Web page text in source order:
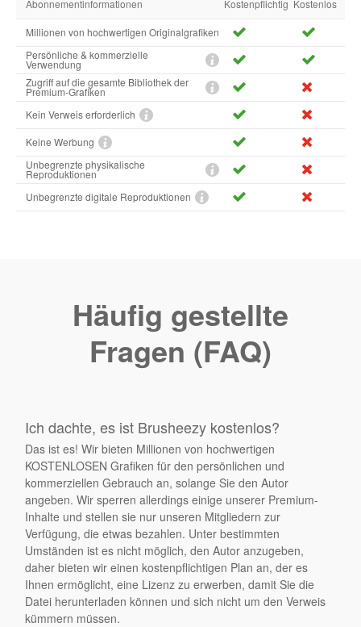
Abonnementinformationen Kostenpflichtig Kostenlos
Millionen von hochwertigen Originalgrafiken
Persönliche & kommerzielle
Verwendung
Zugriff auf die gesamte Bibliothek der
Premium-Grafiken
Kein Verweis erforderlich
Keine Werbung
Unbegrenzte physikalische
Reproduktionen
Unbegrenzte digitale Reproduktionen
Häufig gestellte
Fragen (FAQ)
Ich dachte, es ist Brusheezy kostenlos?
Das ist es! Wir bieten Millionen von hochwertigen
KOSTENLOSEN Grafiken für den persönlichen und
kommerziellen Gebrauch an, solange Sie den Autor
angeben. Wir sperren allerdings einige unserer Premium-
Inhalte und stellen sie nur unseren Mitgliedern zur
Verfügung, die etwas bezahlen. Unter bestimmten
Umständen ist es nicht möglich, den Autor anzugeben,
daher bieten wir einen kostenpflichtigen Plan an, der es
Ihnen ermöglicht, eine Lizenz zu erwerben, damit Sie die
Datei herunterladen können und sich nicht um den Verweis
kümmern müssen.